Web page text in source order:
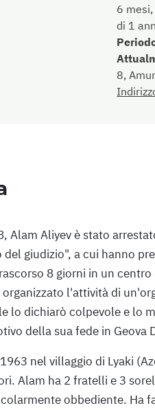
6
di 1
8,
Alam Aliyev è stato
giudizio", a cui hanno
8 giorni in un
l'attività di
lo dichiarò colpevole e lo
della sua fede in Geova
nel villaggio di Lyaki
Alam ha 2 fratelli e 3
obbediente. Ha